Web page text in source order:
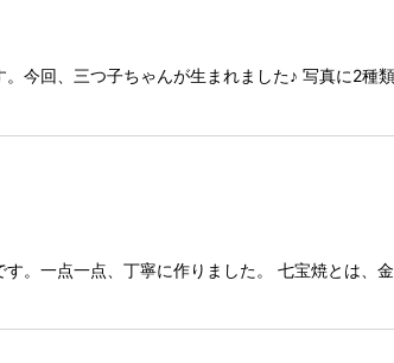
今回、三つ子ちゃんが生まれました♪ 写真に2種
。一点一点、丁寧に作りました。 七宝焼とは、